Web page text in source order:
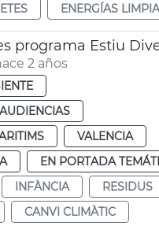
ENERGÍAS
programa Estiu
2 años
VALENCIA
EN PORTADA
INFÀNCIA
RESIDUS
CANVI CLIMÀTIC